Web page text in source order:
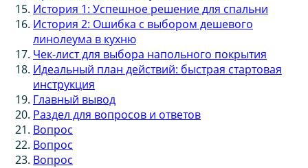
История 1: Успешное решение для спальни
История 2: Ошибка с выбором дешевого
линолеума в кухню
Чек-лист для выбора напольного покрытия
Идеальный план действий: быстрая стартовая
инструкция
Главный вывод
Раздел для вопросов и ответов
Вопрос
Вопрос
Вопрос